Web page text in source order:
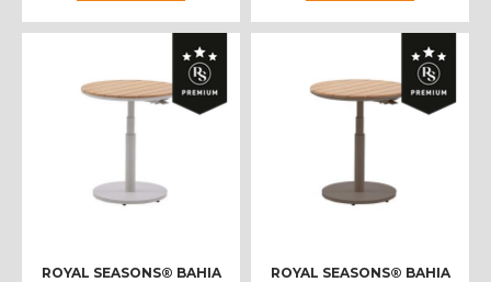
ROYAL SEASONS® BAHIA
ROYAL SEASONS® BAHIA